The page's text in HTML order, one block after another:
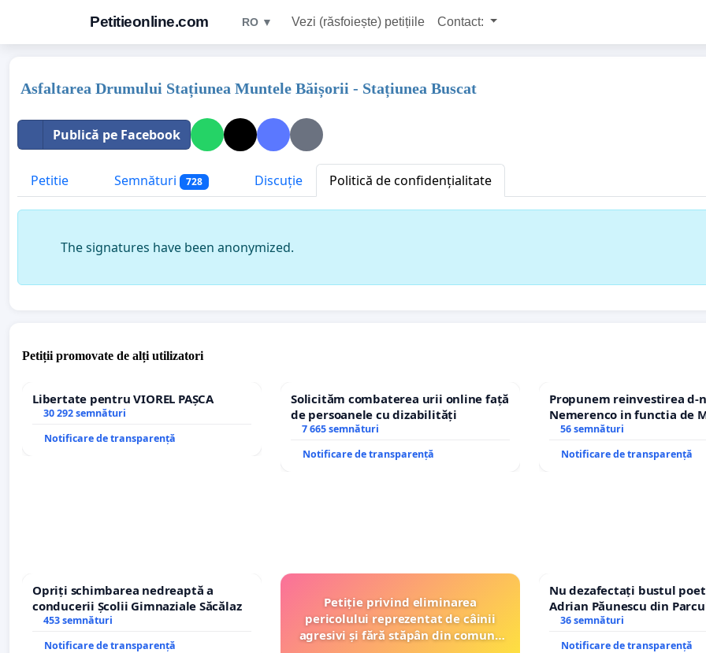
Petitieonline.com RO ▼ Vezi (răsfoiește) petițiile Contact:
Asfaltarea Drumului Stațiunea Muntele Băișorii - Stațiunea Buscat
Publică pe Facebook
Petitie Semnături 728 Discuție Politică de confidențialitate
The signatures have been anonymized.
Petiții promovate de alți utilizatori
Libertate pentru VIOREL PAȘCA
30 292 semnături
Notificare de transparență
Solicităm combaterea urii online față
de persoanele cu dizabilități
7 665 semnături
Notificare de transparență
Propunem reinvestirea d-
Nemerenco in functia de
Sanatatii
56 semnături
Notificare de transparență
Opriți schimbarea nedreaptă a
conducerii Școlii Gimnaziale Săcălaz
453 semnături
Notificare de transparență
Petiție privind eliminarea
pericolului reprezentat de câinii
agresivi și fără stăpân din comuna
Nu dezafectați bustul
Adrian Păunescu din
Icoanei! Stop cenzurii
36 semnături
Notificare de transparență